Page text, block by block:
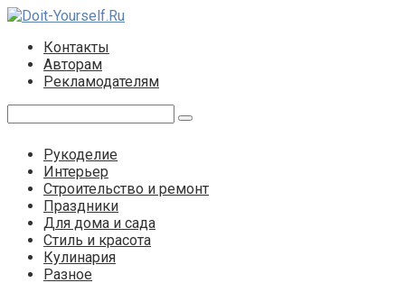
Перейти
контентуКонтакты
Авторам
Рекламодателям
Рукоделие
Интерьер
Строительство и ремонт
Праздники
Для дома и сада
Стиль и красота
Кулинария
Разное